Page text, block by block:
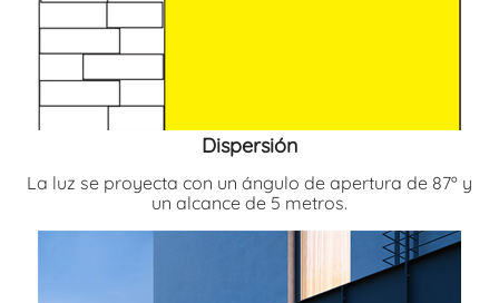
Dispersión
La luz se proyecta con un ángulo de apertura de 87º y
un alcance de 5 metros.